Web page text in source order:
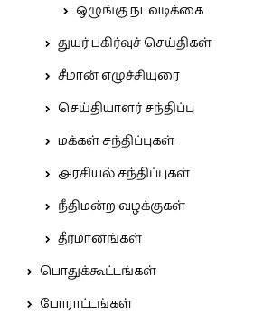
ஒழுங்கு நடவடிக்கை
துயர் பகிர்வுச் செய்திகள்
சீமான் எழுச்சியுரை
செய்தியாளர் சந்திப்பு
மக்கள் சந்திப்புகள்
அரசியல் சந்திப்புகள்
நீதிமன்ற வழக்குகள்
தீர்மானங்கள்
பொதுக்கூட்டங்கள்
போராட்டங்கள்